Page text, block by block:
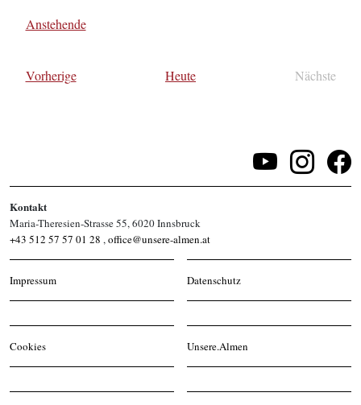
Anstehende
VorherigeVeranstaltungen Heute
Nächste
Kontakt
Maria-Theresien-Strasse 55, 6020 Innsbruck
+43 512 57 57 01 28 ,office@unsere-almen.at
Impressum Datenschutz
Cookies Unsere.Almen